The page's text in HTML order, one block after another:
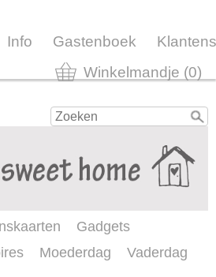
Info Gastenboek
Winkelmandje (0)
Gadgets
Moederdag Vaderdag